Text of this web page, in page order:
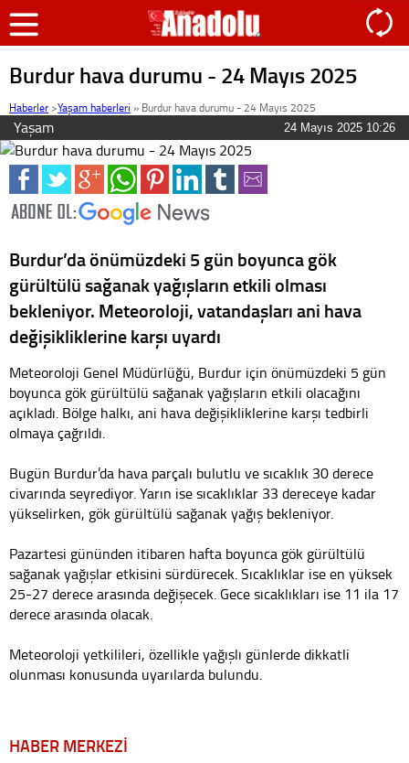
Burdur hava durumu - 24 Mayıs 2025
Haberler >Yaşam haberleri » Burdur hava durumu - 24 Mayıs 2025
Yaşam 24 Mayıs 2025 10:26
Burdur’da önümüzdeki 5 gün boyunca gök
gürültülü sağanak yağışların etkili olması
bekleniyor. Meteoroloji, vatandaşları ani hava
değişikliklerine karşı uyardı
Meteoroloji Genel Müdürlüğü, Burdur için önümüzdeki 5 gün
boyunca gök gürültülü sağanak yağışların etkili olacağını
açıkladı. Bölge halkı, ani hava değişikliklerine karşı tedbirli
olmaya çağrıldı.
Bugün Burdur’da hava parçalı bulutlu ve sıcaklık 30 derece
civarında seyrediyor. Yarın ise sıcaklıklar 33 dereceye kadar
yükselirken, gök gürültülü sağanak yağış bekleniyor.
Pazartesi gününden itibaren hafta boyunca gök gürültülü
sağanak yağışlar etkisini sürdürecek. Sıcaklıklar ise en yüksek
25-27 derece arasında değişecek. Gece sıcaklıkları ise 11 ila 17
derece arasında olacak.
Meteoroloji yetkilileri, özellikle yağışlı günlerde dikkatli
olunması konusunda uyarılarda bulundu.
HABER MERKEZİ